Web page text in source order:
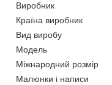
Виробник
Країна виробник
Вид виробу
Модель
Міжнародний розмір
Малюнки і написи